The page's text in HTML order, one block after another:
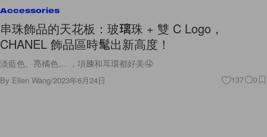
Accessories
串珠飾品的天花板：玻璃珠 + 雙 C Logo，
CHANEL 飾品區時髦出新高度！
淡藍色、亮橘色… ，項鍊和耳環都好美🤤
By Ellen Wang/2023年6月24日 137 0